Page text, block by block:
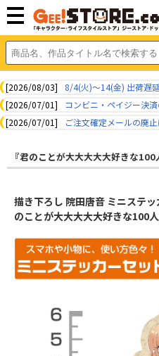
[2026/08/03]
8/4(火)～14(金) 出荷遅
[2026/07/01]
コンビニ・ペイジー決
[2026/07/01]
ご注文確定メールの廃
『君のことが大大大大大好きな100
描き下ろし 院田唐音 ミニステ
のことが大大大大大好きな100